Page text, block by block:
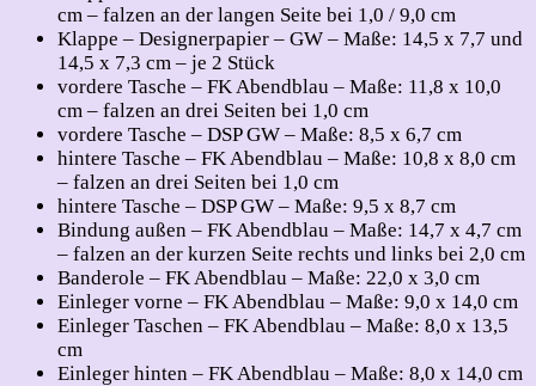
cm – falzen an der langen Seite bei 1,0 / 9,0 cm
Klappe – Designerpapier – GW – Maße: 14,5 x 7,7 und
14,5 x 7,3 cm – je 2 Stück
vordere Tasche – FK Abendblau – Maße: 11,8 x 10,0
cm – falzen an drei Seiten bei 1,0 cm
vordere Tasche – DSP GW – Maße: 8,5 x 6,7 cm
hintere Tasche – FK Abendblau – Maße: 10,8 x 8,0 cm
– falzen an drei Seiten bei 1,0 cm
hintere Tasche – DSP GW – Maße: 9,5 x 8,7 cm
Bindung außen – FK Abendblau – Maße: 14,7 x 4,7 cm
– falzen an der kurzen Seite rechts und links bei 2,0 cm
Banderole – FK Abendblau – Maße: 22,0 x 3,0 cm
Einleger vorne – FK Abendblau – Maße: 9,0 x 14,0 cm
Einleger Taschen – FK Abendblau – Maße: 8,0 x 13,5
cm
Einleger hinten – FK Abendblau – Maße: 8,0 x 14,0 cm